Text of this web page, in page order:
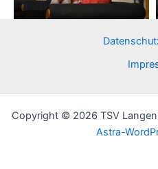
Copyright © 2026 TSV
Astra-